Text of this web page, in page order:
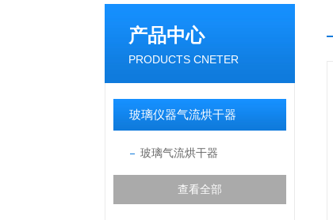
产品中心
PRODUCTS CNETER
玻璃仪器气流烘干器
玻璃气流烘干器
查看全部